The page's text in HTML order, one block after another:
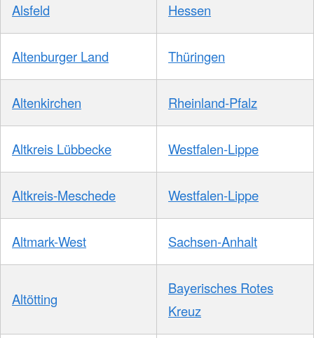
Alsfeld Hessen
Altenburger Land Thüringen
Altenkirchen Rheinland-Pfalz
Altkreis Lübbecke Westfalen-Lippe
Altkreis-Meschede Westfalen-Lippe
Altmark-West Sachsen-Anhalt
Altötting
Bayerisches Rotes
Kreuz